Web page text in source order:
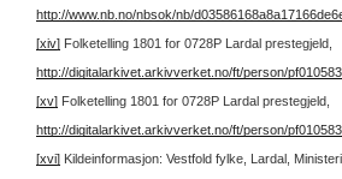
http://www.nb.no/nbsok/nb/
[xiv] Folketelling 1801 for 0728P Lardal prestegjeld,
http://digitalarkivet.arkivverket.no/ft/person/
[xv] Folketelling 1801 for 0728P Lardal prestegjeld,
http://digitalarkivet.arkivverket.no/ft/person/
[xvi] Kildeinformasjon: Vestfold fylke, Lardal,